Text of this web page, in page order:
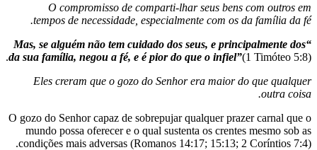
O compromisso de comparti-lhar
tempos de necessidade, especialmente
dos
da sua família, negou a fé, e é pior do que
Eles creram que o gozo do Senhor
O gozo do Senhor capaz de sobrepujar
mundo possa oferecer e o qual sustenta
condições mais adversas (Romanos